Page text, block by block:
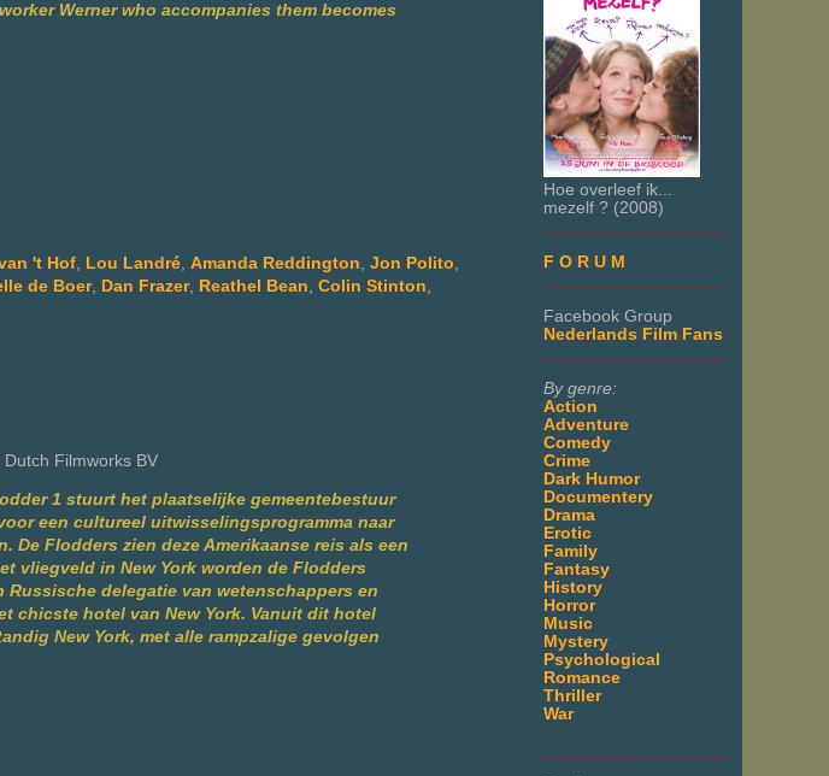
Hoe overleef ik...
mezelf ? (2008)
F O R U M
Facebook Group
Nederlands Film Fans
By genre:
Action
Adventure
Comedy
Crime
Dark Humor
Documentery
Drama
Erotic
Family
Fantasy
History
Horror
Music
Mystery
Psychological
Romance
Thriller
War
Werner who accompanies them becomes
't Hof Lou Landré Amanda Reddington Jon Polito
de Boer, Dan Frazer, Reathel Bean Colin Stinton
Filmworks BV
1 stuurt het plaatselijke gemeentebestuur
een cultureel uitwisselingsprogramma naar
De Flodders zien deze Amerikaanse reis als een
vliegveld in New York worden de Flodders
Russische delegatie van wetenschappers en
chicste hotel van New York. Vanuit dit hotel
New York, met alle rampzalige gevolgen